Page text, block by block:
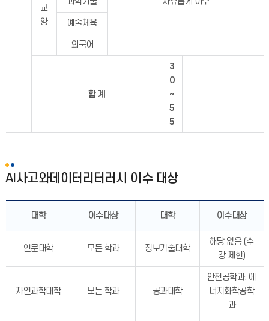
교
양
예술체육
외국어
합 계
3
0
~
5
5
AI사고와데이터리터러시 이수 대상
대학 이수대상 대학 이수대상
인문대학 모든 학과 정보기술대학
해당 없음 (수
강 제한)
자연과학대학 모든 학과 공과대학
안전공학과, 에
너지화학공학
과